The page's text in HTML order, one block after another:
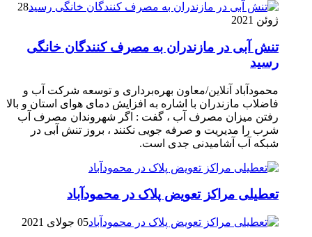
28
ژوئن 2021
تنش آبی در مازندران به مصرف كنندگان خانگی
رسيد
محمودآباد آنلاین/معاون بهره‌برداری و توسعه شرکت آب و
فاضلاب مازندران با اشاره به افزایش دمای هوای استان و بالا
رفتن میزان مصرف آب ، گفت : اگر شهروندان مصرف آب
شرب را مدیریت و صرفه جویی نکنند ، بروز تنش آبی در
شبکه آب آشامیدنی جدی است.
تعطیلی مراکز تعویض پلاک در محمودآباد
05 جولای 2021